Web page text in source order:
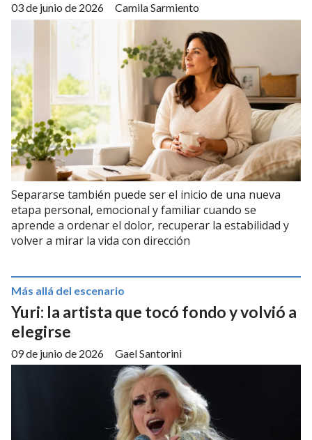
Camila Sarmiento
03 de junio de 2026
Separarse también puede ser el inicio de una nueva
etapa personal, emocional y familiar cuando se
aprende a ordenar el dolor, recuperar la estabilidad y
volver a mirar la vida con dirección
Yuri: la artista que tocó fondo y volvió a
elegirse
Gael Santorini
Más allá del escenario
09 de junio de 2026